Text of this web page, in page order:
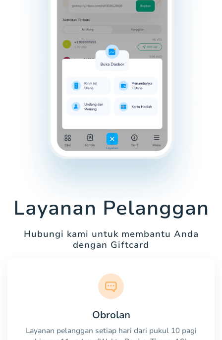
Layanan Pelanggan
Hubungi kami untuk membantu Anda
dengan Giftcard
Obrolan
Layanan pelanggan setiap hari dari pukul 10 pagi